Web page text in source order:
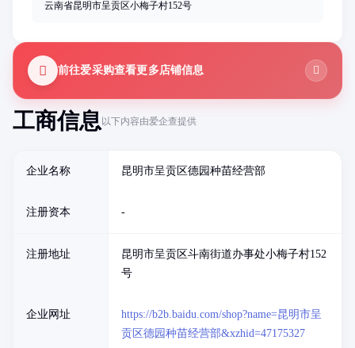
工商信息以下内容由爱企查提供
企业名称 昆明市呈贡区德园种苗经营部
注册资本 -
注册地址
昆明市呈贡区斗南街道办事处小梅子村152
号
企业网址
https://b2b.baidu.com/shop?name=昆明市呈
贡区德园种苗经营部&xzhid=47175327
云南省昆明市呈贡区小梅子村152号
前往爱采购查看更多店铺信息